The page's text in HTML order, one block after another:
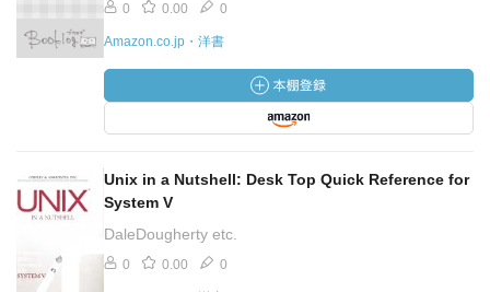
0 0.00 0
Amazon.co.jp・洋書
Unix in a Nutshell: Desk Top Quick Reference for
System V
DaleDougherty etc.
0 0.00 0